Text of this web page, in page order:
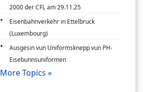
2000 der CFL am 29.11.25
Eisenbahnverkehr in Ettelbruck
(Luxembourg)
Ausgesin vun Uniformsknepp vun PH-
Eisebunnsuniformen
More Topics »